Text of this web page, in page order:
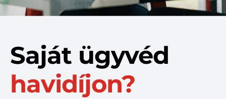
Saját ügyvéd
havidíjon?